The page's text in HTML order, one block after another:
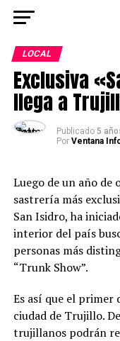
LOCAL
Exclusiva
llega a
Publicado 5
Por Ventana
Luego de un año de
sastrería más
San Isidro, ha
interior del país
personas más
“Trunk Show”.
Es así que el primer
ciudad de Trujillo.
trujillanos podrán